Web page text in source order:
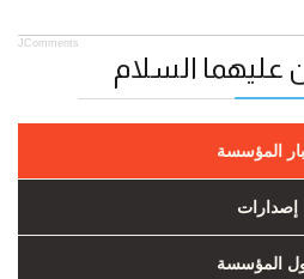
JComments
السلام
المؤسسة
إصدارات
المؤسسة